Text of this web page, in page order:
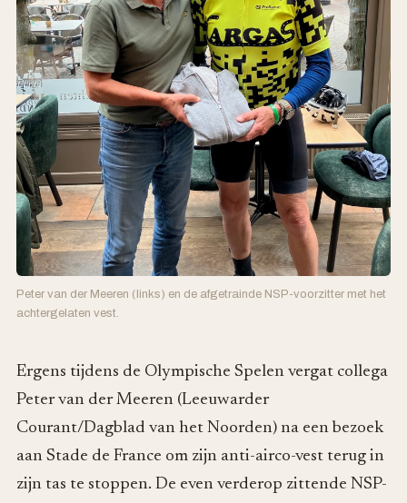
Peter van der Meeren (links) en de afgetrainde NSP-voorzitter met het
achtergelaten vest.
Ergens tijdens de Olympische Spelen vergat collega
Peter van der Meeren (Leeuwarder
Courant/Dagblad van het Noorden) na een bezoek
aan Stade de France om zijn anti-airco-vest terug in
zijn tas te stoppen. De even verderop zittende NSP-